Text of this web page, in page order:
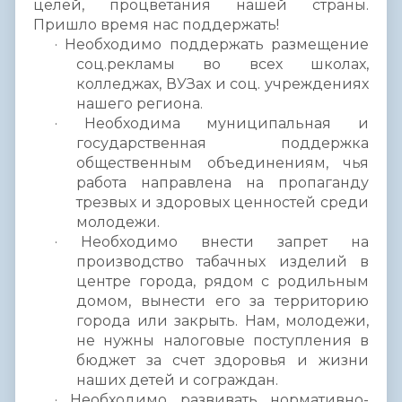
целей, процветания нашей страны.
Пришло время нас поддержать!
· Необходимо поддержать размещение
соц.рекламы во всех школах,
колледжах, ВУЗах и соц. учреждениях
нашего региона.
· Необходима муниципальная и
государственная поддержка
общественным объединениям, чья
работа направлена на пропаганду
трезвых и здоровых ценностей среди
молодежи.
· Необходимо внести запрет на
производство табачных изделий в
центре города, рядом с родильным
домом, вынести его за территорию
города или закрыть. Нам, молодежи,
не нужны налоговые поступления в
бюджет за счет здоровья и жизни
наших детей и сограждан.